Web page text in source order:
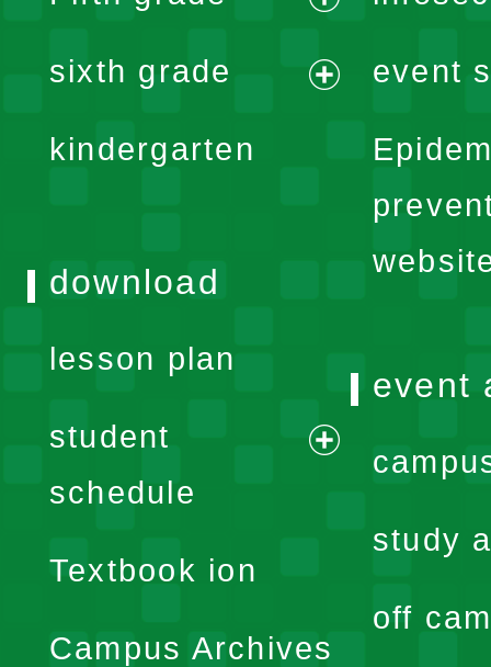
menu
menu
sixth grade
kindergarten
event
download
lesson plan
student
schedule
expand
menu
Textbook ion
Campus Archives
event
study
off